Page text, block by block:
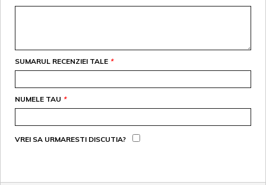
*
SUMARUL RECENZIEI TALE
*
NUMELE TAU
VREI SA URMARESTI DISCUTIA?